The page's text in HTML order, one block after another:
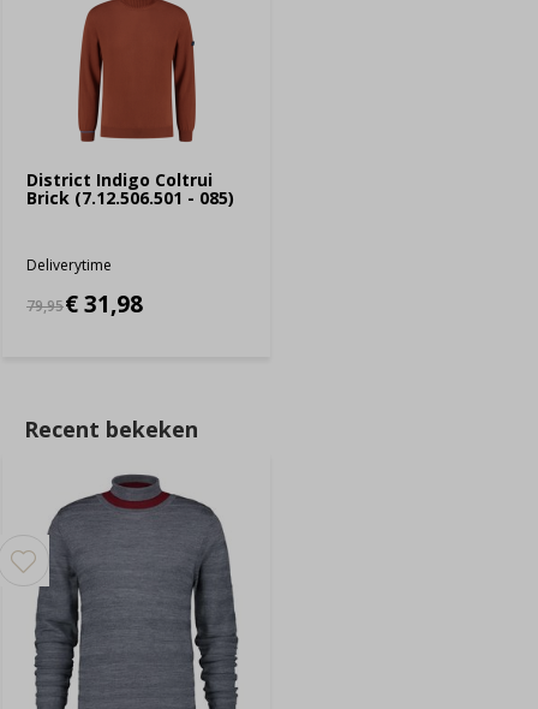
District Indigo Coltrui
Brick (7.12.506.501 - 085)
Deliverytime
79,95€ 31,98
Recent bekeken